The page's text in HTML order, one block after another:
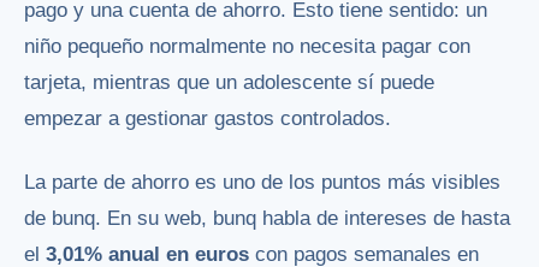
pago y una cuenta de ahorro. Esto tiene sentido: un
niño pequeño normalmente no necesita pagar con
tarjeta, mientras que un adolescente sí puede
empezar a gestionar gastos controlados.
La parte de ahorro es uno de los puntos más visibles
de bunq. En su web, bunq habla de intereses de hasta
el 3,01% anual en euros con pagos semanales en